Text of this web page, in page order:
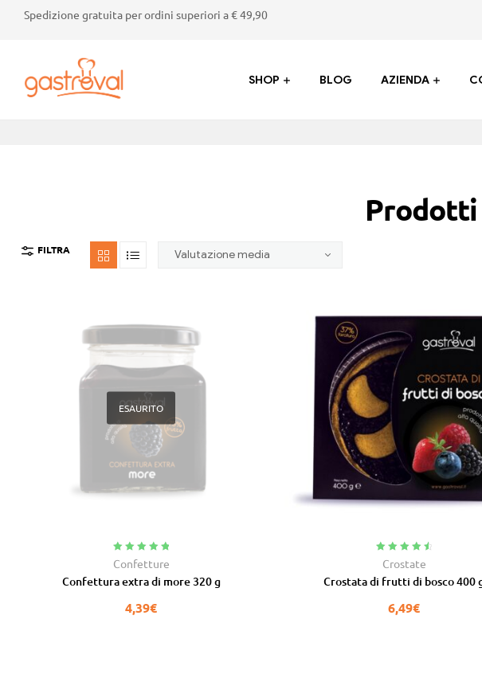
Spedizione gratuita per ordini superiori a € 49,90
marmellate,
SHOP BLOG AZIENDA
FILTRA
ESAURITO
Valutato 5.00
Confetture
Confettura extra di more 320 g
4,39€
Valutato
4.75
Crostate
Crostata di frutti di bosco 400
6,49€